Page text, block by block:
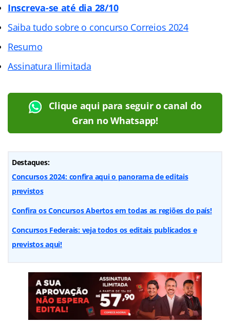
Inscreva-se até dia 28/10
Saiba tudo sobre o concurso Correios 2024
Resumo
Assinatura Ilimitada
Clique aqui para seguir o canal do
Gran no Whatsapp!
Destaques:
Concursos 2024: confira aqui o panorama de editais
previstos
Confira os Concursos Abertos em todas as regiões do país!
Concursos Federais: veja todos os editais publicados e
previstos aqui!